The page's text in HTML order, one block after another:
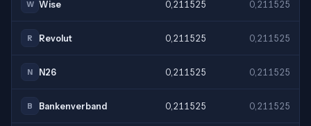
W Wise 0,211525 0,211525
R Revolut 0,211525 0,211525
N N26 0,211525 0,211525
B Bankenverband 0,211525 0,211525